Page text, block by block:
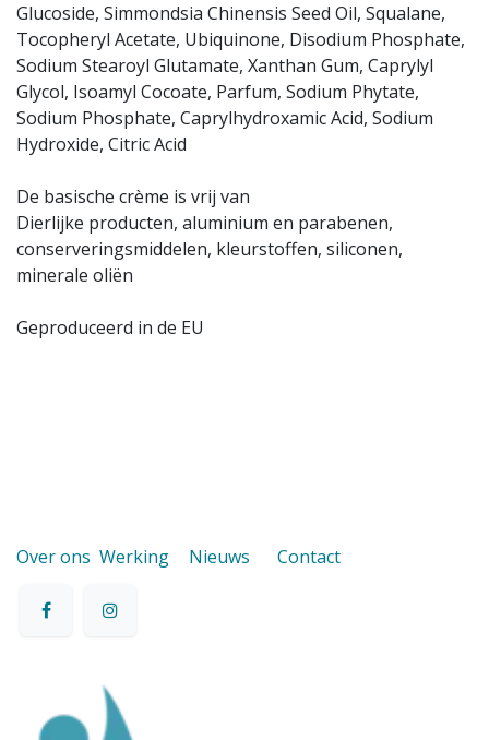
Glucoside, Simmondsia Chinensis Seed Oil, Squalane,
Tocopheryl Acetate, Ubiquinone, Disodium Phosphate,
Sodium Stearoyl Glutamate, Xanthan Gum, Caprylyl
Glycol, Isoamyl Cocoate, Parfum, Sodium Phytate,
Sodium Phosphate, Caprylhydroxamic Acid, Sodium
Hydroxide, Citric Acid
De basische crème is vrij van
Dierlijke producten, aluminium en parabenen,
conserveringsmiddelen, kleurstoffen, siliconen,
minerale oliën
Geproduceerd in de EU
Over ons Werking Nieuws Contact